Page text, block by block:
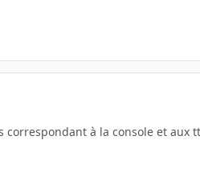
à la console et aux